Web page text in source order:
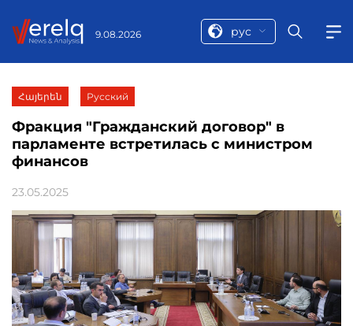
9.08.2026 рус
Հայերեն Русский
Фракция "Гражданский договор" в
парламенте встретилась с министром
финансов
23.05.2025